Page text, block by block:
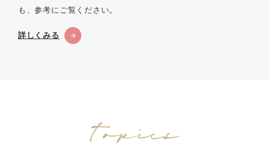
も、参考にご覧ください。
詳しくみる